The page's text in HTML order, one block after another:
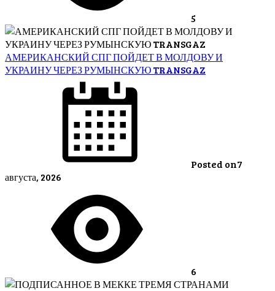
5
АМЕРИКАНСКИЙ СПГ ПОЙДЕТ В МОЛДОВУ И
УКРАИНУ ЧЕРЕЗ РУМЫНСКУЮ TRANSGAZ
Posted on7
августа, 2026
6